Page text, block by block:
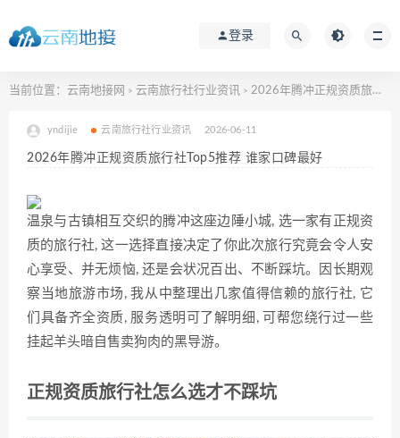
登录
当前位置： 云南地接网 > 云南旅行社行业资讯 > 2026年腾冲正规资质旅行社Top5推荐 谁家口碑最好
yndijie 云南旅行社行业资讯 2026-06-11
2026年腾冲正规资质旅行社Top5推荐 谁家口碑最好
温泉与古镇相互交织的腾冲这座边陲小城, 选一家有正规资
质的旅行社, 这一选择直接决定了你此次旅行究竟会令人安
心享受、并无烦恼, 还是会状况百出、不断踩坑。因长期观
察当地旅游市场, 我从中整理出几家值得信赖的旅行社, 它
们具备齐全资质, 服务透明可了解明细, 可帮您绕行过一些
挂起羊头暗自售卖狗肉的黑导游。
正规资质旅行社怎么选才不踩坑